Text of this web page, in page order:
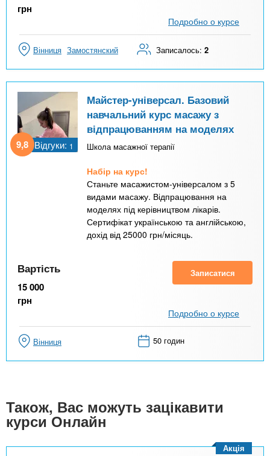
грн
Подробно о курсе
Вінниця Замостянский Записалось: 2
9,8 Відгуки: 1
Майстер-універсал. Базовий
навчальний курс масажу з
відпрацюванням на моделях
Школа масажної терапії
Набір на курс!
Станьте масажистом-універсалом з 5
видами масажу. Відпрацювання на
моделях під керівництвом лікарів.
Сертифікат українською та англійською,
дохід від 25000 грн/місяць.
Вартість
15 000
грн
Записатися
Подробно о курсе
Вінниця 50 годин
Також, Вас можуть зацікавити
курси Онлайн
Акція